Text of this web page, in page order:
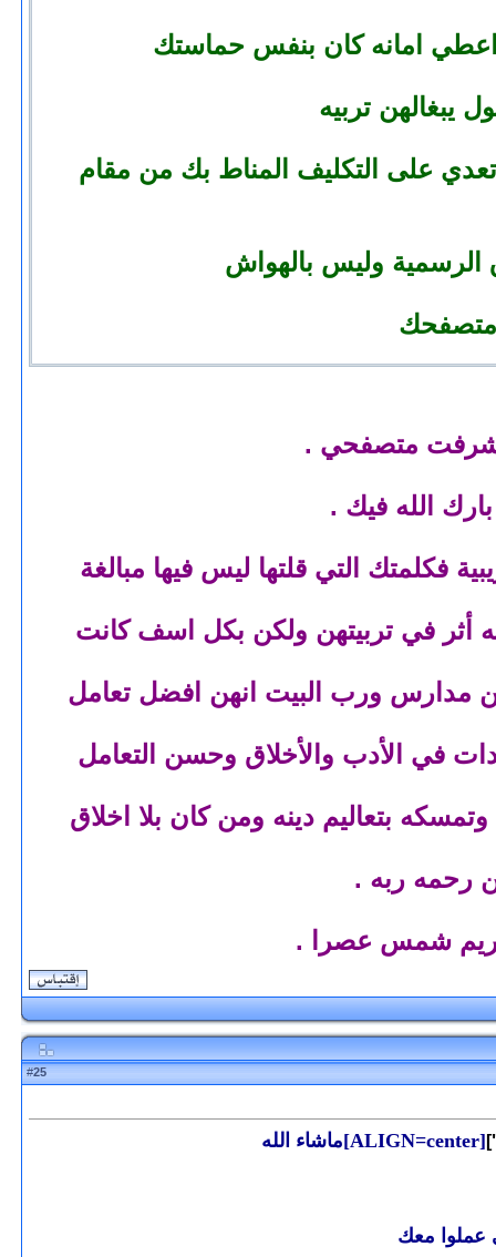
اعطي امانه كان بنفس حماستك
على التكليف المناط بك من مقام
الرسمية وليس بالهواش
شرفت متصفحي .
الله فيك .
فكلمتك التي قلتها ليس فيها مبالغة
أثر في تربيتهن ولكن بكل اسف كانت
مدارس ورب البيت انهن افضل تعامل
في الأدب والأخلاق وحسن التعامل
بتعاليم دينه ومن كان بلا اخلاق
رحمه ربه .
شمس عصرا .
#
25
[ALIGN=center]ماشاء الله
عملوا معك